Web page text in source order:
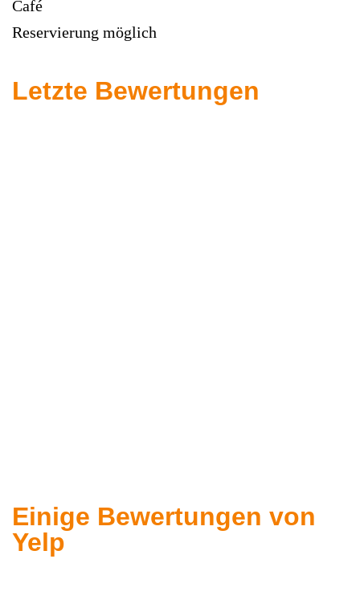
Café
Reservierung möglich
Letzte Bewertungen
Einige Bewertungen von
Yelp